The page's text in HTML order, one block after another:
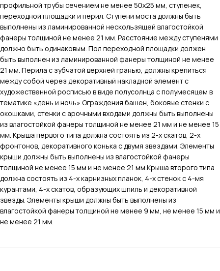
профильной трубы сечением не менее 50х25 мм, ступенек,
переходной площадки и перил. Ступени моста должны быть
выполнены из ламинированной нескользящей влагостойкой
фанеры толщиной не менее 21 мм. Расстояние между ступенями
должно быть одинаковым. Пол переходной площадки должен
быть выполнен из ламинированной фанеры толщиной не менее
21 мм. Перила с зубчатой верхней гранью, должны крепиться
между собой через декоративный накладной элемент с
художественной росписью в виде полусолнца с полумесяцем в
тематике «день и ночь».Ограждения башен, боковые стенки с
окошками, стенки с арочными входами должны быть выполнены
из влагостойкой фанеры толщиной не менее 21 мм и не менее 15
мм. Крыша первого типа должна состоять из 2-х скатов, 2-х
фронтонов, декоративного конька с двумя звездами. Элементы
крыши должны быть выполнены из влагостойкой фанеры
толщиной не менее 15 мм и не менее 21 мм.Крыша второго типа
должна состоять из 4-х карнизных планок, 4-х стенок с 4-мя
курантами, 4-х скатов, образующих шпиль и декоративной
звезды. Элементы крыши должны быть выполнены из
влагостойкой фанеры толщиной не менее 9 мм, не менее 15 мм и
не менее 21 мм.